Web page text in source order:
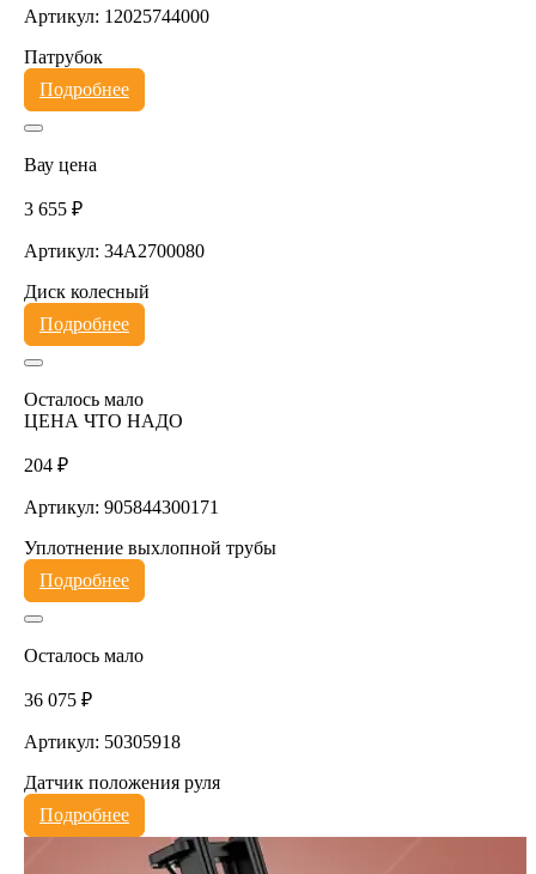
Артикул: 12025744000
Патрубок
Подробнее
Вау цена
3 655 ₽
Артикул: 34A2700080
Диск колесный
Подробнее
Осталось мало
ЦЕНА ЧТО НАДО
204 ₽
Артикул: 905844300171
Уплотнение выхлопной трубы
Подробнее
Осталось мало
36 075 ₽
Артикул: 50305918
Датчик положения руля
Подробнее